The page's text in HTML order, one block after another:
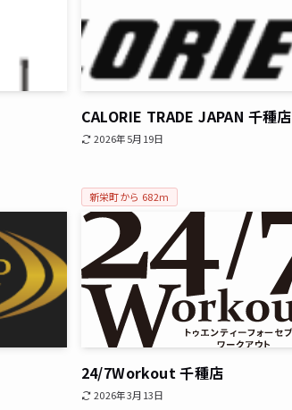
CALORIE TRADE JAPAN 千種店
2026年5月19日
新栄町から 682m
24/7Workout 千種店
2026年3月13日